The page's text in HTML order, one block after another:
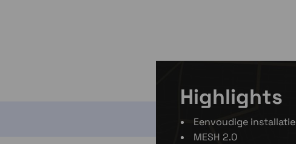
Highlights
Eenvoudige installatie
MESH 2.0